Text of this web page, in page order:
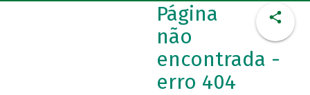
Página
não
encontrada -
erro 404